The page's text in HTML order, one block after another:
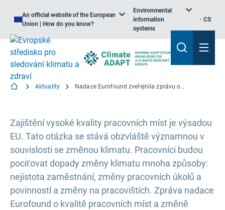
An official website of the European
Union | How do you know?
Environmental
information
systems
CS
Aktuality Nadace Eurofound zveřejnila zprávu o ohrožení kvality pracovních míst v důsledku změny klimatu
Zajištění vysoké kvality pracovních míst je výsadou
EU. Tato otázka se stává obzvláště významnou v
souvislosti se změnou klimatu. Pracovníci budou
pociťovat dopady změny klimatu mnoha způsoby:
nejistota zaměstnání, změny pracovních úkolů a
povinností a změny na pracovištích. Zpráva nadace
Eurofound o kvalitě pracovních míst a změně